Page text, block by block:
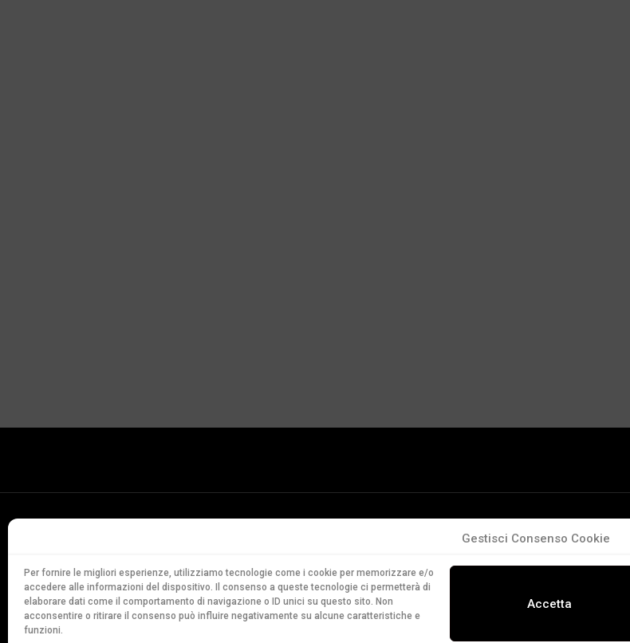
Gestisci Consenso Cookie
Per fornire le migliori esperienze, utilizziamo tecnologie come i cookie per memorizzare e/o
accedere alle informazioni del dispositivo. Il consenso a queste tecnologie ci permetterà di
elaborare dati come il comportamento di navigazione o ID unici su questo sito. Non
acconsentire o ritirare il consenso può influire negativamente su alcune caratteristiche e
funzioni.
Accetta
Via Soldino 9
CH-6900 Lugano
T. +41 91 960 30 40